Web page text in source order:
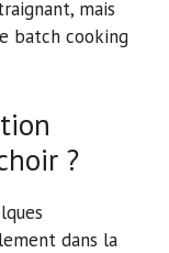
mais
batch cooking
?
dans la